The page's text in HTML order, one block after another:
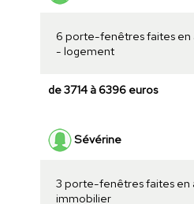
6 porte-fenêtres faites en
- logement
de 3714 à 6396 euros
Sévérine
3 porte-fenêtres faites en
immobilier